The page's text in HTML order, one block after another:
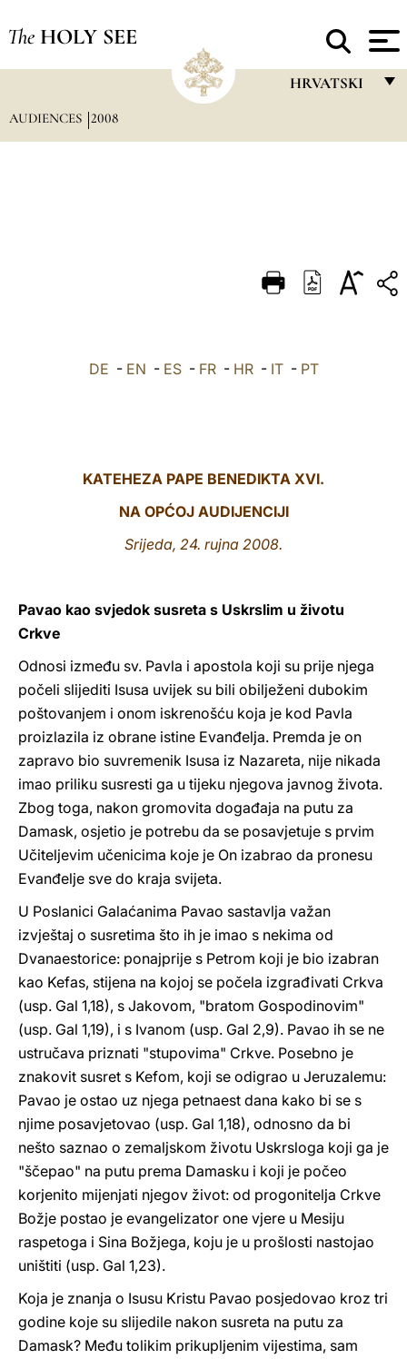
The HOLY SEE
HRVATSKI
DEUTSCH
العربيّة
AUDIENCES 2008
DE - EN - ES- FR- HR- IT- PT
KATEHEZA PAPE BENEDIKTA XVI.
NA OPĆOJ AUDIJENCIJI
Srijeda, 24. rujna 2008.
Pavao kao svjedok susreta s Uskrslim u životu
Crkve
Odnosi između sv. Pavla i apostola koji su prije njega
počeli slijediti Isusa uvijek su bili obilježeni dubokim
poštovanjem i onom iskrenošću koja je kod Pavla
proizlazila iz obrane istine Evanđelja. Premda je on
zapravo bio suvremenik Isusa iz Nazareta, nije nikada
imao priliku susresti ga u tijeku njegova javnog života.
Zbog toga, nakon gromovita događaja na putu za
Damask, osjetio je potrebu da se posavjetuje s prvim
Učiteljevim učenicima koje je On izabrao da pronesu
Evanđelje sve do kraja svijeta.
U Poslanici Galaćanima Pavao sastavlja važan
izvještaj o susretima što ih je imao s nekima od
Dvanaestorice: ponajprije s Petrom koji je bio izabran
kao Kefas, stijena na kojoj se počela izgrađivati Crkva
(usp. Gal 1,18), s Jakovom, "bratom Gospodinovim"
(usp. Gal 1,19), i s Ivanom (usp. Gal 2,9). Pavao ih se ne
ustručava priznati "stupovima" Crkve. Posebno je
znakovit susret s Kefom, koji se odigrao u Jeruzalemu:
Pavao je ostao uz njega petnaest dana kako bi se s
njime posavjetovao (usp. Gal 1,18), odnosno da bi
nešto saznao o zemaljskom životu Uskrsloga koji ga je
"ščepao" na putu prema Damasku i koji je počeo
korjenito mijenjati njegov život: od progonitelja Crkve
Božje postao je evangelizator one vjere u Mesiju
raspetoga i Sina Božjega, koju je u prošlosti nastojao
uništiti (usp. Gal 1,23).
Koja je znanja o Isusu Kristu Pavao posjedovao kroz tri
godine koje su slijedile nakon susreta na putu za
Damask? Među tolikim prikupljenim vijestima, sam